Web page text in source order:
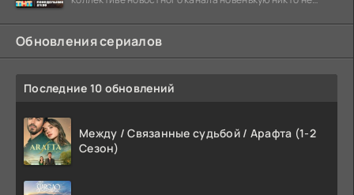
Обновления сериалов
Последние 10 обновлений
Между / Связанные судьбой / Арафта (1-2
Сезон)